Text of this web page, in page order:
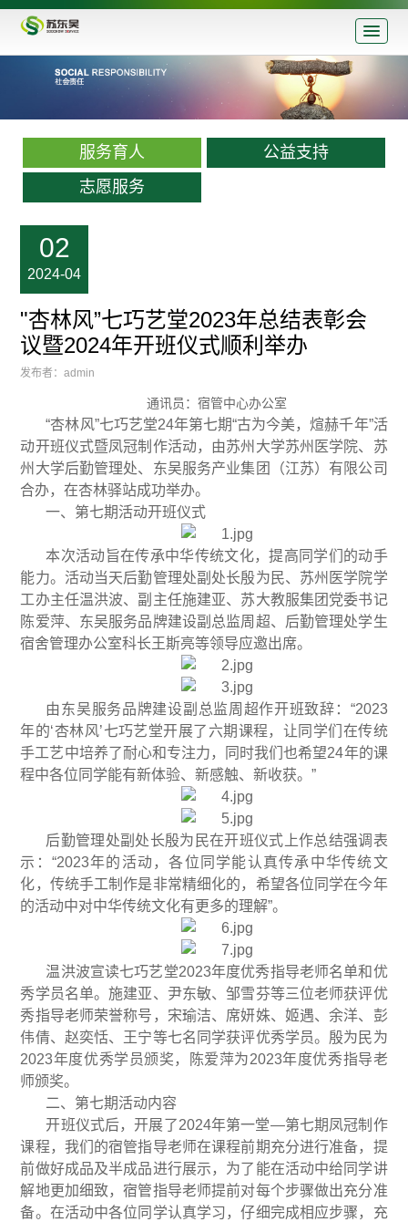
服务育人
公益支持
志愿服务
02
2024-04
"杏林风”七巧艺堂2023年总结表彰会
议暨2024年开班仪式顺利举办
发布者：admin
通讯员：宿管中心办公室
“杏林风”七巧艺堂24年第七期“古为今美，煊赫千年”活
动开班仪式暨凤冠制作活动，由苏州大学苏州医学院、苏
州大学后勤管理处、东吴服务产业集团（江苏）有限公司
合办，在杏林驿站成功举办。
一、第七期活动开班仪式
本次活动旨在传承中华传统文化，提高同学们的动手
能力。活动当天后勤管理处副处长殷为民、苏州医学院学
工办主任温洪波、副主任施建亚、苏大教服集团党委书记
陈爱萍、东吴服务品牌建设副总监周超、后勤管理处学生
宿舍管理办公室科长王斯亮等领导应邀出席。
由东吴服务品牌建设副总监周超作开班致辞：“2023
年的‘杏林风’七巧艺堂开展了六期课程，让同学们在传统
手工艺中培养了耐心和专注力，同时我们也希望24年的课
程中各位同学能有新体验、新感触、新收获。”
后勤管理处副处长殷为民在开班仪式上作总结强调表
示：“2023年的活动，各位同学能认真传承中华传统文
化，传统手工制作是非常精细化的，希望各位同学在今年
的活动中对中华传统文化有更多的理解”。
温洪波宣读七巧艺堂2023年度优秀指导老师名单和优
秀学员名单。施建亚、尹东敏、邹雪芬等三位老师获评优
秀指导老师荣誉称号，宋瑜洁、席妍姝、姬遇、余洋、彭
伟倩、赵奕恬、王宁等七名同学获评优秀学员。殷为民为
2023年度优秀学员颁奖，陈爱萍为2023年度优秀指导老
师颁奖。
二、第七期活动内容
开班仪式后，开展了2024年第一堂—第七期凤冠制作
课程，我们的宿管指导老师在课程前期充分进行准备，提
前做好成品及半成品进行展示，为了能在活动中给同学讲
解地更加细致，宿管指导老师提前对每个步骤做出充分准
备。在活动中各位同学认真学习，仔细完成相应步骤，充